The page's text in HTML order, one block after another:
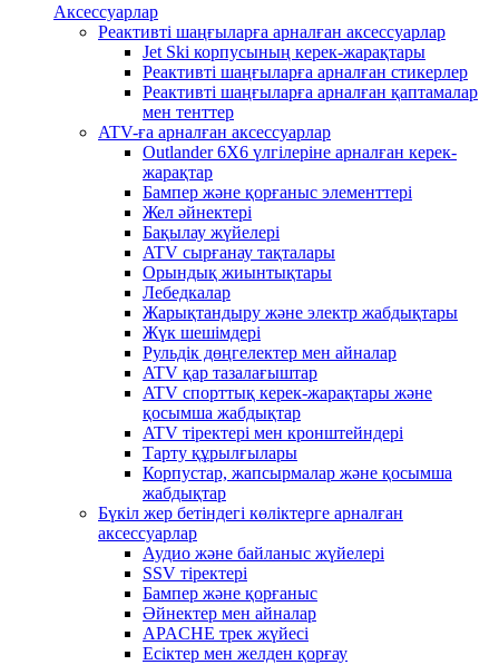
Аксессуарлар
Реактивті шаңғыларға арналған аксессуарлар
Jet Ski корпусының керек-жарақтары
Реактивті шаңғыларға арналған стикерлер
Реактивті шаңғыларға арналған қаптамалар
мен тенттер
ATV-ға арналған аксессуарлар
Outlander 6X6 үлгілеріне арналған керек-
жарақтар
Бампер және қорғаныс элементтері
Жел әйнектері
Бақылау жүйелері
ATV сырғанау тақталары
Орындық жиынтықтары
Лебедкалар
Жарықтандыру және электр жабдықтары
Жүк шешімдері
Рульдік дөңгелектер мен айналар
ATV қар тазалағыштар
ATV спорттық керек-жарақтары және
қосымша жабдықтар
ATV тіректері мен кронштейндері
Тарту құрылғылары
Корпустар, жапсырмалар және қосымша
жабдықтар
Бүкіл жер бетіндегі көліктерге арналған
аксессуарлар
Аудио және байланыс жүйелері
SSV тіректері
Бампер және қорғаныс
Әйнектер мен айналар
APACHE трек жүйесі
Есіктер мен желден қорғау